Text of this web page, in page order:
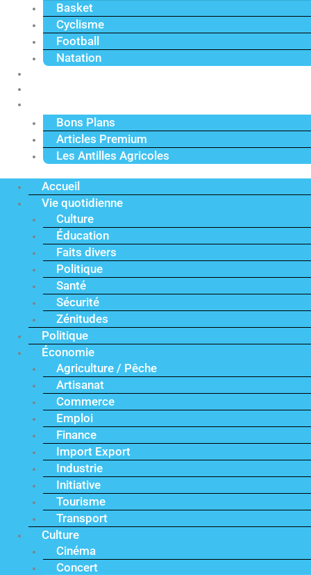
Basket
Cyclisme
Football
Natation
Bons Plans
Articles Premium
Les Antilles Agricoles
Accueil
Vie quotidienne
Culture
Éducation
Faits divers
Politique
Santé
Sécurité
Zénitudes
Politique
Économie
Agriculture / Pêche
Artisanat
Commerce
Emploi
Finance
Import Export
Industrie
Initiative
Tourisme
Transport
Culture
Cinéma
Concert